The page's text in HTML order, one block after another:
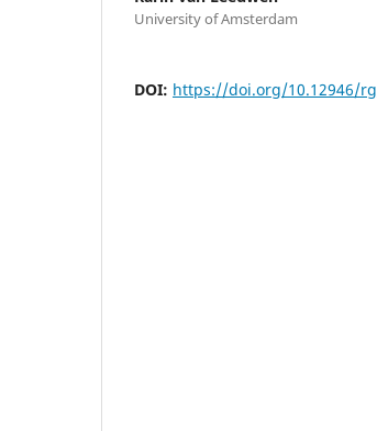
University of Amsterdam
DOI: https://doi.org/10.12946/